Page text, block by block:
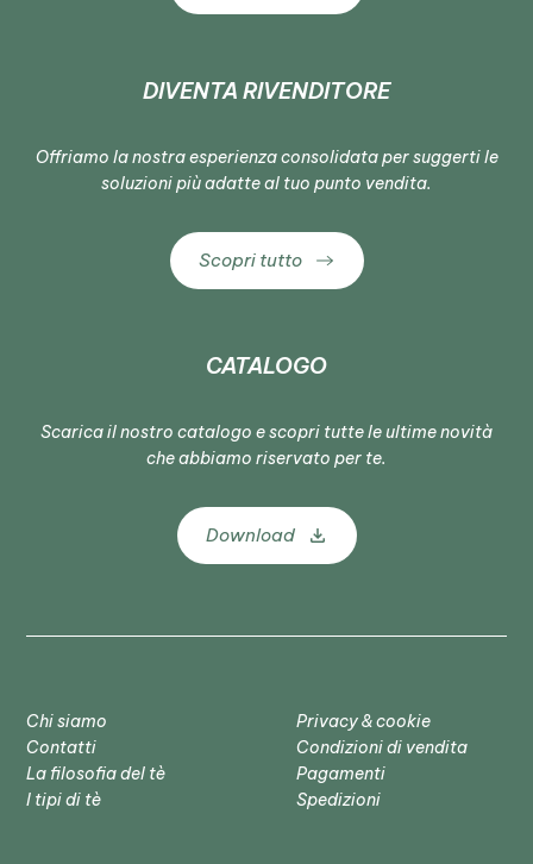
DIVENTA RIVENDITORE
Offriamo la nostra esperienza consolidata per suggerti le
soluzioni più adatte al tuo punto vendita.
Scopri tutto
CATALOGO
Scarica il nostro catalogo e scopri tutte le ultime novità
che abbiamo riservato per te.
Download
Chi siamo
Contatti
La filosofia del tè
I tipi di tè
Privacy & cookie
Condizioni di vendita
Pagamenti
Spedizioni